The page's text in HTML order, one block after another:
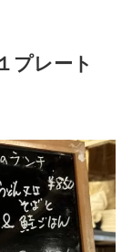
プレート